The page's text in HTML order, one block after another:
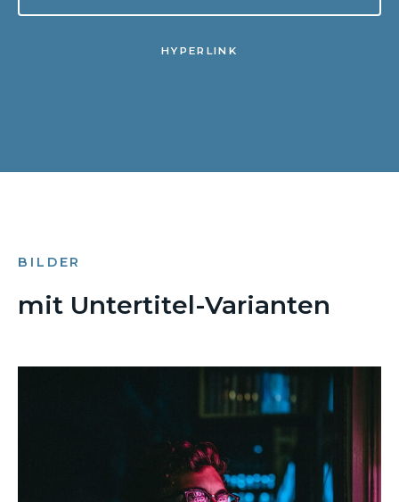
HYPERLINK
BILDER
mit Untertitel-Varianten